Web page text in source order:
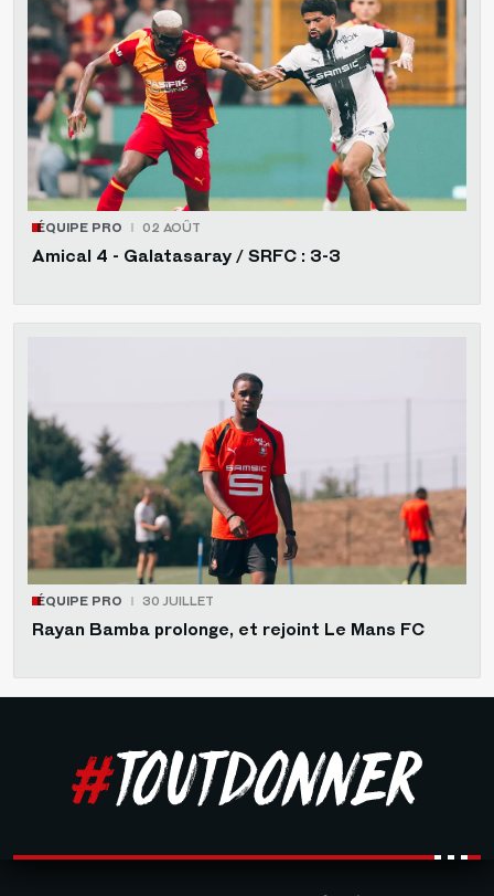
ÉQUIPE PRO 02 AOÛT
Amical 4 - Galatasaray / SRFC : 3-3
ÉQUIPE PRO 30 JUILLET
Rayan Bamba prolonge, et rejoint Le Mans FC